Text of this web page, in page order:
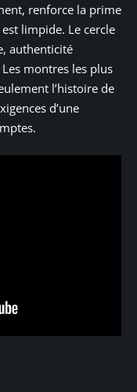
renforce la prime
limpide. Le cercle
authenticité
montres les plus
l’histoire de
d’une